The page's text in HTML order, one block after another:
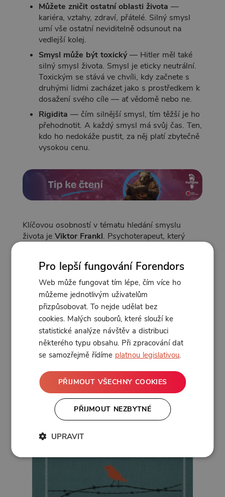
Můžete zničit ostatní oblasti života —
kariéra, vztahy, zdraví, přátelé. Silný smysl
umí vše ostatní neviditelně odsunout na
vedlejší kolej.
Smysl může být toxický— Hitler měl také
silný smysl života. Smysl je eticky neutrální.
Toxickým se stává ve chvíli, kdy začnete s
druhými lidmi zacházet jako s prostředkem k
dosažení svého cíle — ať vědomě nebo ne.
Rigidita — čím silnější smysl, tím těžší je ho
přehodnotit. A každý smysl má svůj čas. Ten,
kdo ho nedokáže pustit, za něj platí zbytečně
vysokou cenu.
Klíčovou osobností v tématu hledání smyslu
života je Viktor Frankl. Psychoterapeut, který
Napsal o svých zážitcích zásadní knihu, ve které
popisuje nejen své zážitky, ale hlavně princip, že
pokud máte dostatečně silný důvod přežít
smysl života), tak výrazně zvyšujete své šance na
přežitíi v těch nejhorších situacích.
Pro lepší fungování Forendors
Web může fungovat tím lépe, čím více ho
můžeme jednotlivým uživatelům
přizpůsobovat. To nejde udělat bez
cookies. Malých souborů, které slouží ke
statistické analýze návštěv a distribuci
některého typu obsahu. Při zpracování dat
se samozřejmě řídíme platnou legislativou.
PŘIJMOUT VŠECHNY COOKIES
PŘIJMOUT NEZBYTNÉ
UPRAVIT